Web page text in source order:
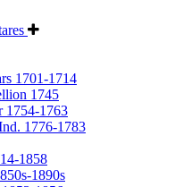
1701-1714
1745
1754-1763
1776-1783
1858
1890s